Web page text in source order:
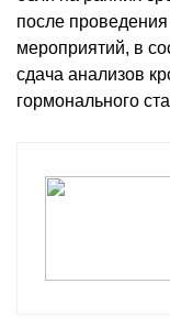
после
мероприятий, в
сдача анализов
гормонального